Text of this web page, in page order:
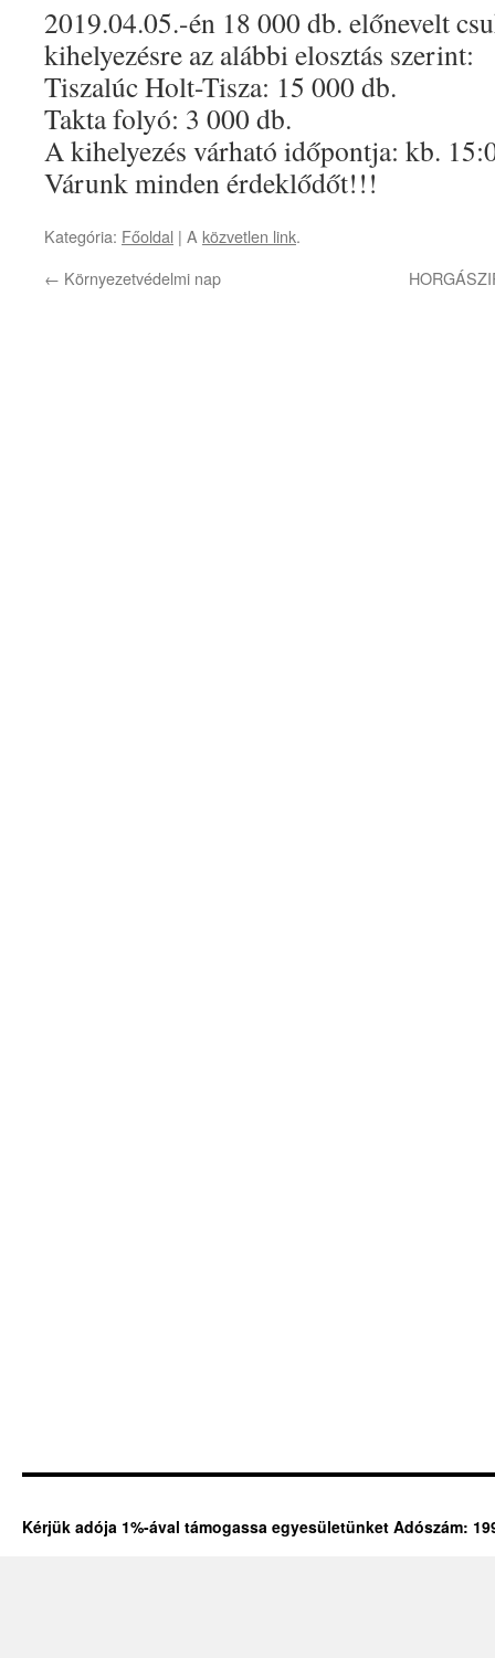
2019.04.05.-én 18 000 db. előnevelt
kihelyezésre az alábbi elosztás szerint:
Tiszalúc Holt-Tisza: 15 000 db.
Takta folyó: 3 000 db.
A kihelyezés várható időpontja: kb.
Várunk minden érdeklődőt!!!
Kategória: Főoldal | A közvetlen link.
← Környezetvédelmi nap
Kérjük adója 1%-ával támogassa egyesületünket Adószám: